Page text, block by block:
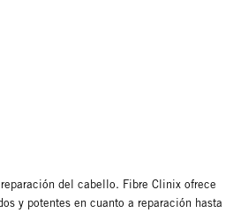
del cabello. Fibre Clinix ofrece
y potentes en cuanto a reparación hasta